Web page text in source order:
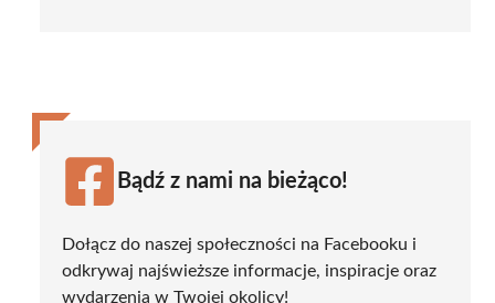
Bądź z nami na bieżąco!
Dołącz do naszej społeczności na Facebooku i
odkrywaj najświeższe informacje, inspiracje oraz
wydarzenia w Twojej okolicy!